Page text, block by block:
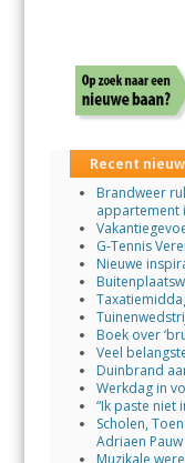
Recent
Brandweer
appartement
G-Tennis
Nieuwe
Boek over
Veel
Duinbrand
Werkdag in
“Ik paste niet
Scholen,
Adriaen Pauw
Muzikale